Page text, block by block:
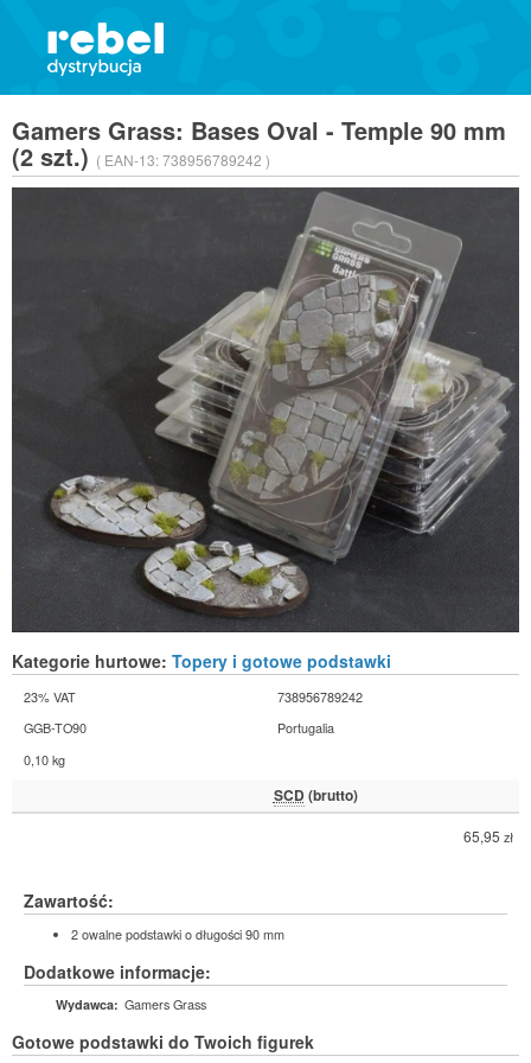
Gamers Grass: Bases Oval - Temple 90 mm
(2 szt.) ( EAN-13:738956789242 )
Kategorie hurtowe: Topery i gotowe podstawki
23% VAT
738956789242
GGB-TO90
Portugalia
0,10 kg
SCD (brutto)
65,95 zł
Zawartość:
2 owalne podstawki o długości 90 mm
Dodatkowe informacje:
Wydawca: Gamers Grass
Gotowe podstawki do Twoich figurek